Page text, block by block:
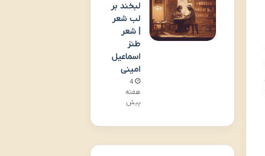
لبخند بر
لب شعر
| شعر
طنز
اسماعیل
امینی
4
هفته
پیش